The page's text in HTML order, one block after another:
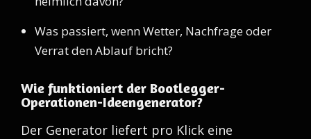
Was passiert, wenn Wetter, Nachfrage oder
Verrat den Ablauf bricht?
Wie funktioniert der Bootlegger-
Operationen-Ideengenerator?
Der Generator liefert pro Klick eine